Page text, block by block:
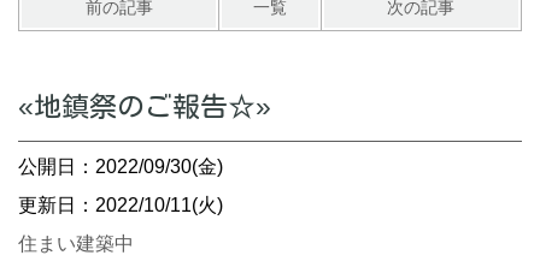
前の記事 一覧 次の記事
«地鎮祭のご報告☆»
公開日：2022/09/30(金)
更新日：2022/10/11(火)
住まい建築中